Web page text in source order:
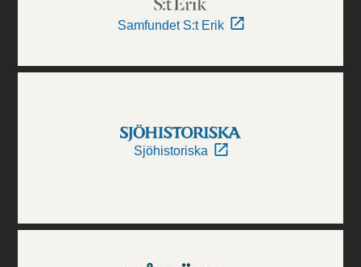
Samfundet S:t Erik
Sjöhistoriska